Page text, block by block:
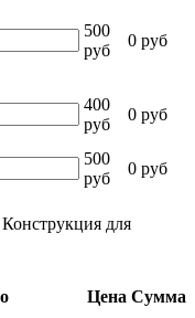
500
руб
0 руб
400
руб
0 руб
500
руб
0 руб
Конструкция для
Цена Сумма